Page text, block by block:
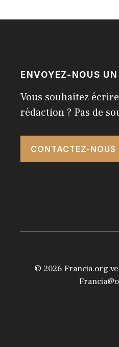
ENVOYEZ-NOUS
Vous souhaitez
rédaction ? Pas de
CONTACTEZ-NOUS
© 2026 Francia.org.ve